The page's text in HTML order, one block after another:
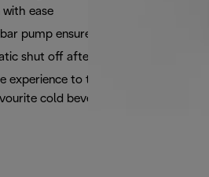
with ease
bar pump ensures perfect results in cup
shut off after 1 minute
experience to the next level and enjoy
cold beverages